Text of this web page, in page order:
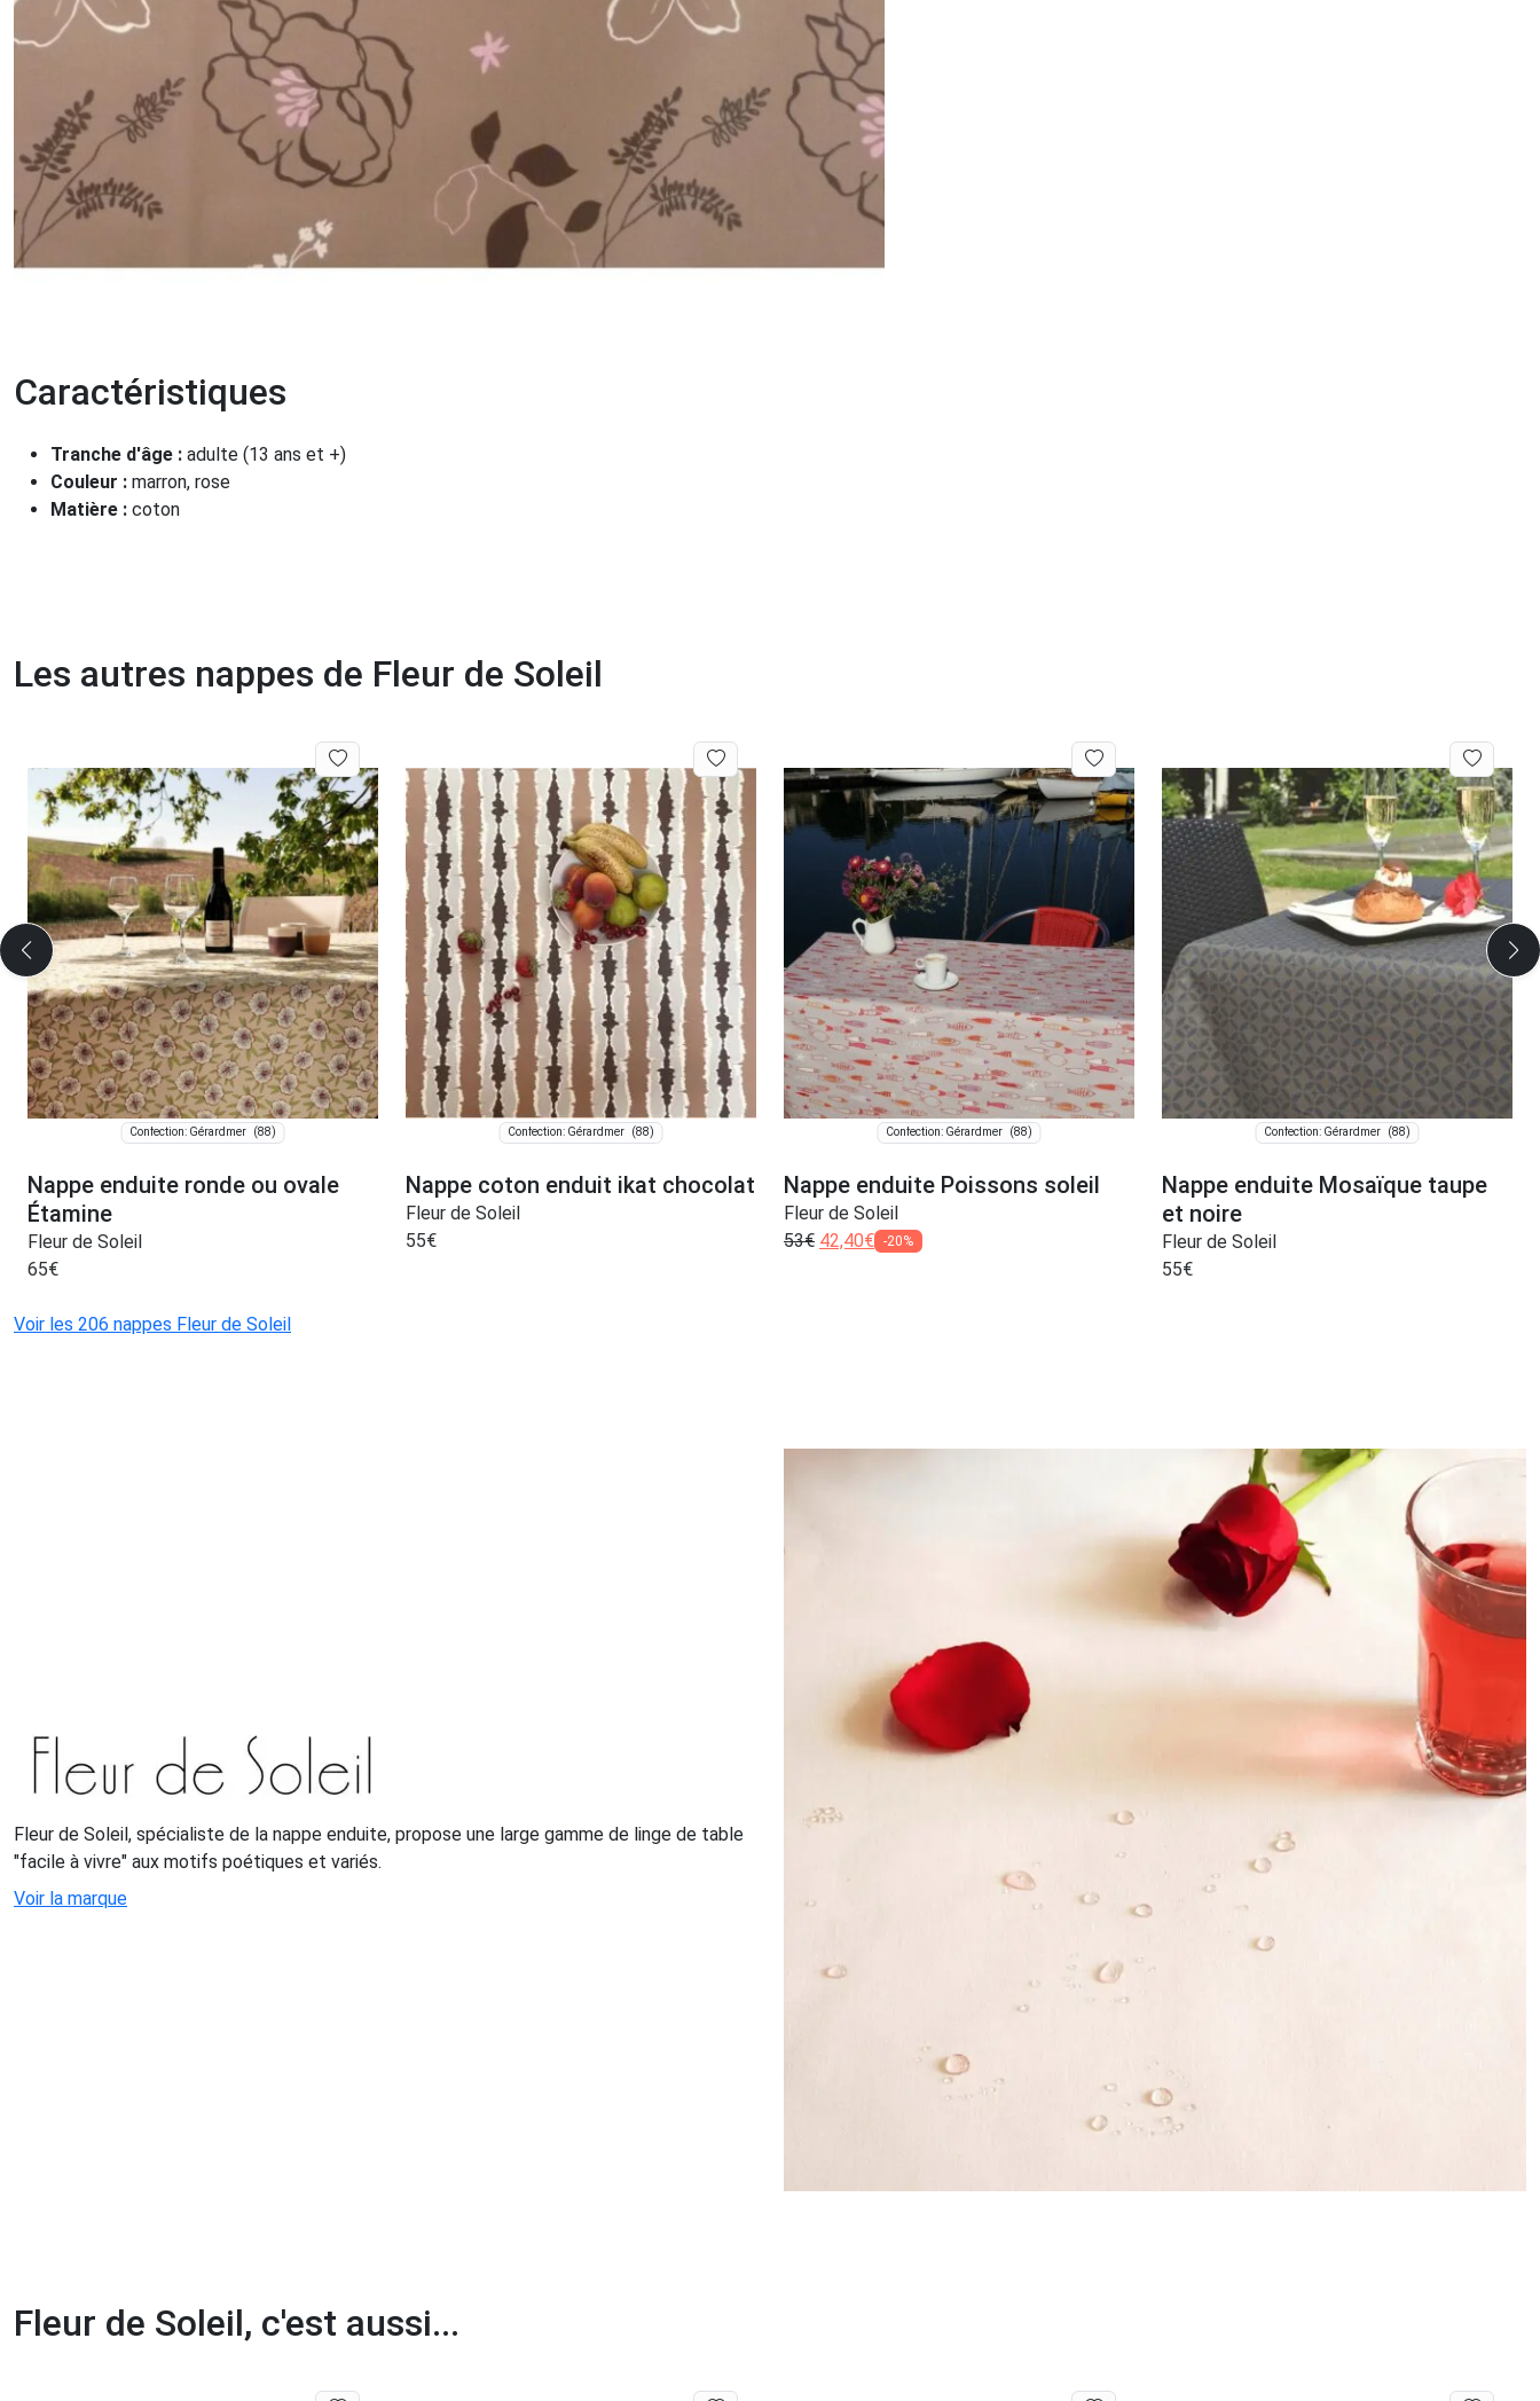
Caractéristiques
Tranche d'âge : adulte (13 ans et +)
Couleur : marron, rose
Matière : coton
Les autres nappes de Fleur de Soleil
Confection: Gérardmer (88)
Nappe enduite ronde ou ovale
Étamine
Fleur de Soleil
65€
Confection: Gérardmer (88)
Nappe coton enduit ikat chocolat
Fleur de Soleil
55€
Confection: Gérardmer (88)
Nappe enduite Poissons soleil
Fleur de Soleil
53€ 42,40€ -20%
Confection: Gérardmer (88)
Nappe enduite Mosaïque taupe
et noire
Fleur de Soleil
55€
Voir les 206 nappes Fleur de Soleil
Fleur de Soleil, spécialiste de la nappe enduite, propose une large gamme de linge de table
"facile à vivre" aux motifs poétiques et variés.
Voir la marque
Fleur de Soleil, c'est aussi...